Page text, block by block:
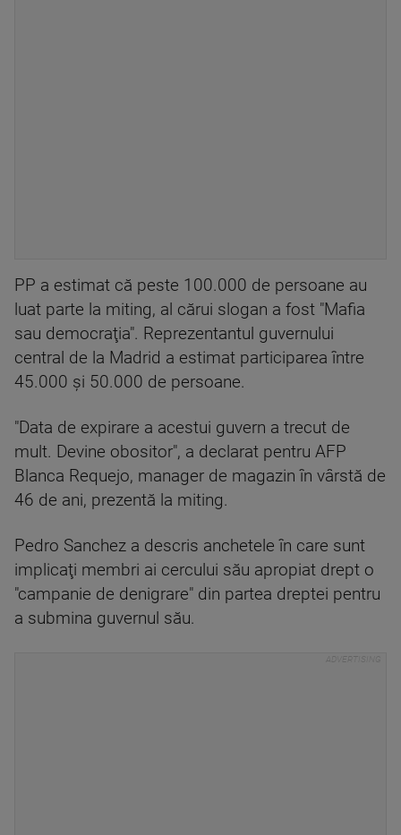
PP a estimat că peste 100.000 de persoane au
luat parte la miting, al cărui slogan a fost "Mafia
sau democraţia". Reprezentantul guvernului
central de la Madrid a estimat participarea între
45.000 şi 50.000 de persoane.
"Data de expirare a acestui guvern a trecut de
mult. Devine obositor", a declarat pentru AFP
Blanca Requejo, manager de magazin în vârstă de
46 de ani, prezentă la miting.
Pedro Sanchez a descris anchetele în care sunt
implicaţi membri ai cercului său apropiat drept o
"campanie de denigrare" din partea dreptei pentru
a submina guvernul său.